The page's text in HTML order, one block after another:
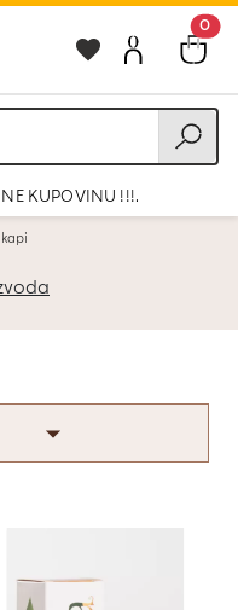
0
KUPOVINU !!!.